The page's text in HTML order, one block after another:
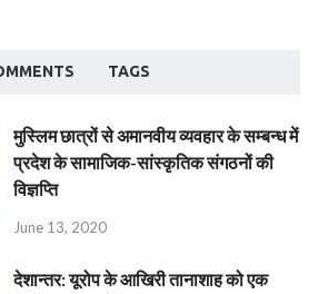
TAGS
मुस्लिम छात्रों से अमानवीय व्यवहार के सम्बन्ध में
प्रदेश के सामाजिक-सांस्कृतिक संगठनों की
विज्ञप्ति
June 13, 2020
देशान्‍तर: यूरोप के आखिरी तानाशाह को एक